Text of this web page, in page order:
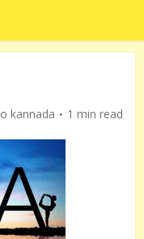
kannada 1 min read